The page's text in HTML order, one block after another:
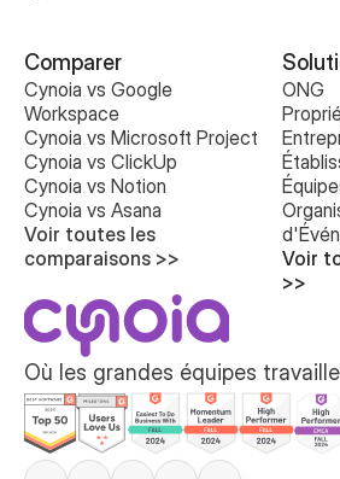
Où les grandes équipes
ONG
Voir
>>
Comparer
Cynoia vs Google
Workspace
Cynoia vs Microsoft Project
Cynoia vs ClickUp
Cynoia vs Notion
Cynoia vs Asana
Voir toutes les
comparaisons >>